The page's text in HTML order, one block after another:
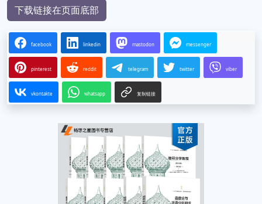
下载链接在页面底部
facebook linkedin mastodon messenger
pinterest reddit telegram twitter viber
vkontakte whatsapp 复制链接